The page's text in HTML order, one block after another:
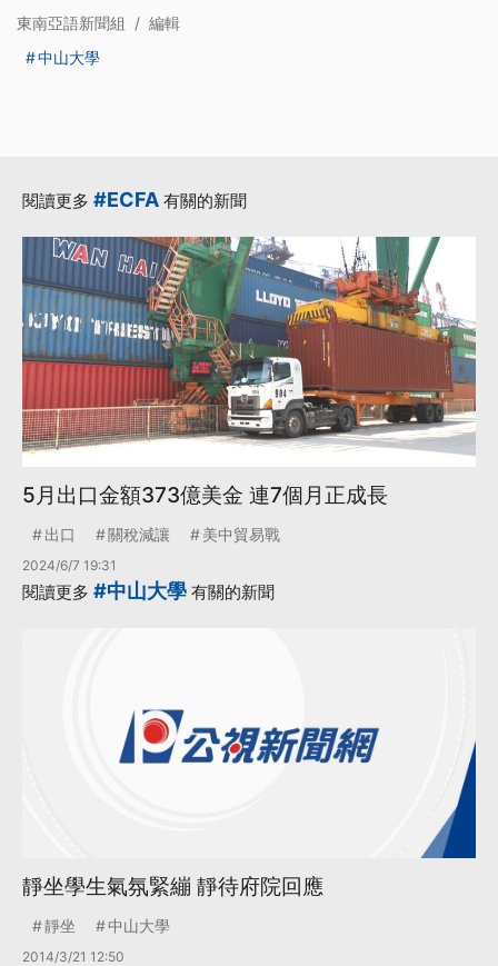
東南亞語新聞組 / 編輯
中山大學
閱讀更多 #ECFA 有關的新聞
5月出口金額373億美金 連7個月正成長
出口 關稅減讓 美中貿易戰
2024/6/7 19:31
閱讀更多 #中山大學 有關的新聞
靜坐學生氣氛緊繃 靜待府院回應
靜坐 中山大學
2014/3/21 12:50